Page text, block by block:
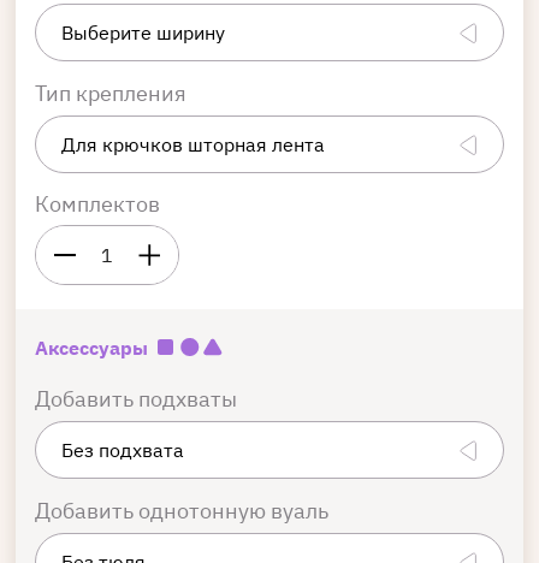
Тип крепления
Комплектов
1
Аксессуары
Добавить подхваты
Добавить однотонную вуаль